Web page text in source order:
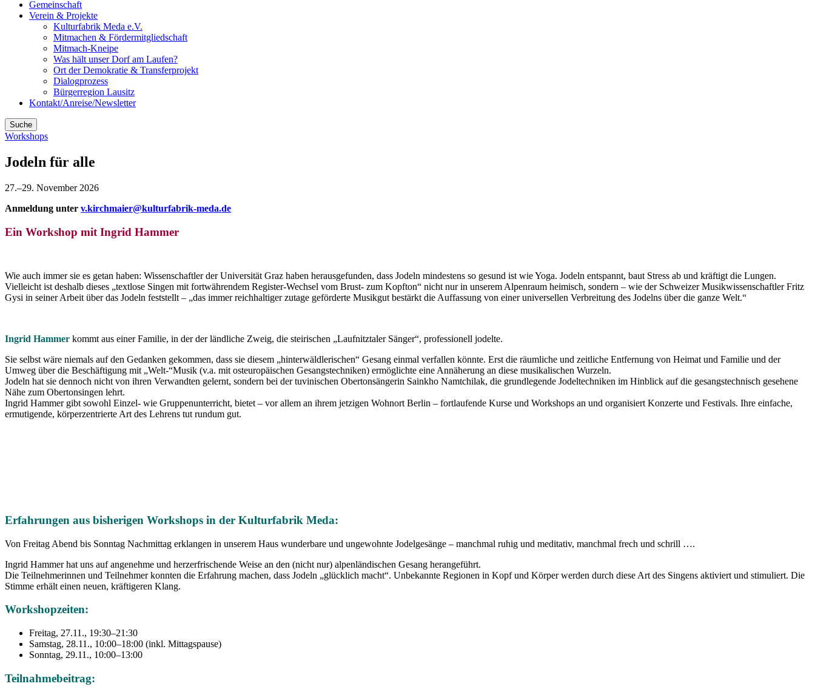
Gemeinschaft
Verein & Projekte
Kulturfabrik Meda e.V.
Mitmachen & Fördermitgliedschaft
Mitmach-Kneipe
Was hält unser Dorf am Laufen?
Ort der Demokratie & Transferprojekt
Dialogprozess
Bürgerregion Lausitz
Kontakt/Anreise/Newsletter
Suche
Workshops
Jodeln für alle
27.–29. November 2026
Anmeldung unter v.kirchmaier@kulturfabrik-meda.de
Ein Workshop mit Ingrid Hammer
Wie auch immer sie es getan haben: Wissenschaftler der Universität Graz haben herausgefunden, dass Jodeln mindestens so gesund ist wie Yoga. Jodeln entspannt, baut Stress ab und kräftigt die Lungen.
Vielleicht ist deshalb dieses „textlose Singen mit fortwährendem Register-Wechsel vom Brust- zum Kopfton“ nicht nur in unserem Alpenraum heimisch, sondern – wie der Schweizer Musikwissenschaftler Fritz
Gysi in seiner Arbeit über das Jodeln feststellt – „das immer reichhaltiger zutage geförderte Musikgut bestärkt die Auffassung von einer universellen Verbreitung des Jodelns über die ganze Welt.“
Ingrid Hammer kommt aus einer Familie, in der der ländliche Zweig, die steirischen „Laufnitztaler Sänger“, professionell jodelte.
Sie selbst wäre niemals auf den Gedanken gekommen, dass sie diesem „hinterwäldlerischen“ Gesang einmal verfallen könnte. Erst die räumliche und zeitliche Entfernung von Heimat und Familie und der
Umweg über die Beschäftigung mit „Welt-“Musik (v.a. mit osteuropäischen Gesangstechniken) ermöglichte eine Annäherung an diese musikalischen Wurzeln.
Jodeln hat sie dennoch nicht von ihren Verwandten gelernt, sondern bei der tuvinischen Obertonsängerin Sainkho Namtchilak, die grundlegende Jodeltechniken im Hinblick auf die gesangstechnisch gesehene
Nähe zum Obertonsingen lehrt.
Ingrid Hammer gibt sowohl Einzel- wie Gruppenunterricht, bietet – vor allem an ihrem jetzigen Wohnort Berlin – fortlaufende Kurse und Workshops an und organisiert Konzerte und Festivals. Ihre einfache,
ermutigende, körperzentrierte Art des Lehrens tut rundum gut.
Erfahrungen aus bisherigen Workshops in der Kulturfabrik Meda:
Von Freitag Abend bis Sonntag Nachmittag erklangen in unserem Haus wunderbare und ungewohnte Jodelgesänge – manchmal ruhig und meditativ, manchmal frech und schrill ….
Ingrid Hammer hat uns auf angenehme und herzerfrischende Weise an den (nicht nur) alpenländischen Gesang herangeführt.
Die Teilnehmerinnen und Teilnehmer konnten die Erfahrung machen, dass Jodeln „glücklich macht“. Unbekannte Regionen in Kopf und Körper werden durch diese Art des Singens aktiviert und stimuliert. Die
Stimme erhält einen neuen, kräftigeren Klang.
Workshopzeiten:
Freitag, 27.11., 19:30–21:30
Samstag, 28.11., 10:00–18:00 (inkl. Mittagspause)
Sonntag, 29.11., 10:00–13:00
Teilnahmebeitrag: